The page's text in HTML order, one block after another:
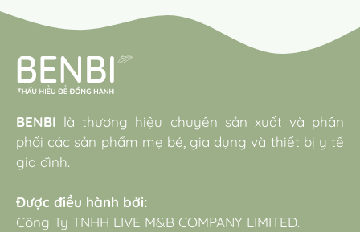
BENBI là thương hiệu chuyên sản xuất và phân
phối các sản phẩm mẹ bé, gia dụng và thiết bị y tế
gia đình.
Được điều hành bởi:
Công Ty TNHH LIVE M&B COMPANY LIMITED.